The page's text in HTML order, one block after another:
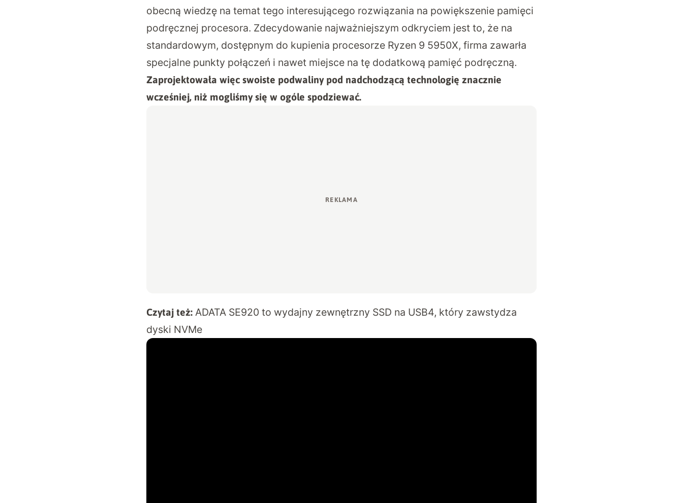
obecną wiedzę na temat tego interesującego rozwiązania na powiększenie pamięci
podręcznej procesora. Zdecydowanie najważniejszym odkryciem jest to, że na
standardowym, dostępnym do kupienia procesorze Ryzen 9 5950X, firma zawarła
specjalne punkty połączeń i nawet miejsce na tę dodatkową pamięć podręczną.
Zaprojektowała więc swoiste podwaliny pod nadchodzącą technologię znacznie
wcześniej, niż mogliśmy się w ogóle spodziewać.
Czytaj też: ADATA SE920 to wydajny zewnętrzny SSD na USB4, który zawstydza
dyski NVMe